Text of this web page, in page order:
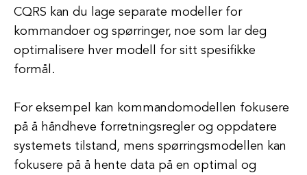
CQRS kan du lage separate modeller for
kommandoer og spørringer, noe som lar deg
optimalisere hver modell for sitt spesifikke
formål.
For eksempel kan kommandomodellen fokusere
på å håndheve forretningsregler og oppdatere
systemets tilstand, mens spørringsmodellen kan
fokusere på å hente data på en optimal og